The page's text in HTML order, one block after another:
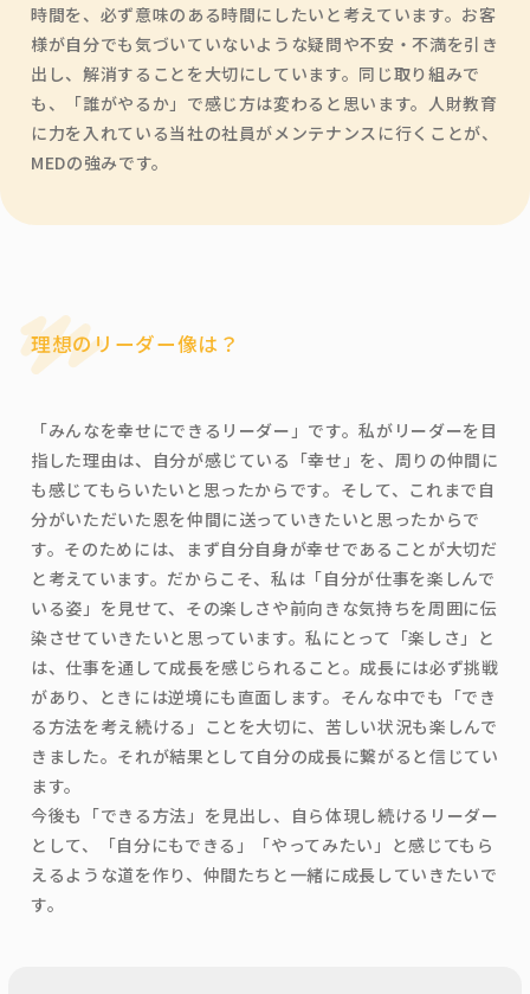
時間を、必ず意味のある時間にしたいと考えています。お客
様が自分でも気づいていないような疑問や不安・不満を引き
出し、解消することを大切にしています。同じ取り組みで
も、「誰がやるか」で感じ方は変わると思います。人財教育
に力を入れている当社の社員がメンテナンスに行くことが、
MEDの強みです。
理想のリーダー像は？
「みんなを幸せにできるリーダー」です。私がリーダーを目
指した理由は、自分が感じている「幸せ」を、周りの仲間に
も感じてもらいたいと思ったからです。そして、これまで自
分がいただいた恩を仲間に送っていきたいと思ったからで
す。そのためには、まず自分自身が幸せであることが大切だ
と考えています。だからこそ、私は「自分が仕事を楽しんで
いる姿」を見せて、その楽しさや前向きな気持ちを周囲に伝
染させていきたいと思っています。私にとって「楽しさ」と
は、仕事を通して成長を感じられること。成長には必ず挑戦
があり、ときには逆境にも直面します。そんな中でも「でき
る方法を考え続ける」ことを大切に、苦しい状況も楽しんで
きました。それが結果として自分の成長に繋がると信じてい
ます。
今後も「できる方法」を見出し、自ら体現し続けるリーダー
として、「自分にもできる」「やってみたい」と感じてもら
えるような道を作り、仲間たちと一緒に成長していきたいで
す。